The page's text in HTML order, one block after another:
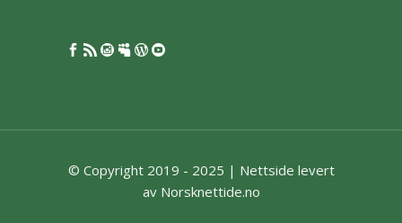
© Copyright 2019 - 2025 | Nettside levert
av Norsknettide.no